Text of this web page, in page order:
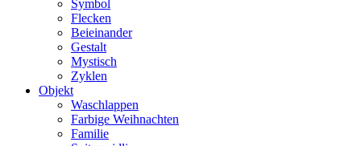
Symbol
Flecken
Beieinander
Gestalt
Mystisch
Zyklen
Objekt
Waschlappen
Farbige Weihnachten
Familie